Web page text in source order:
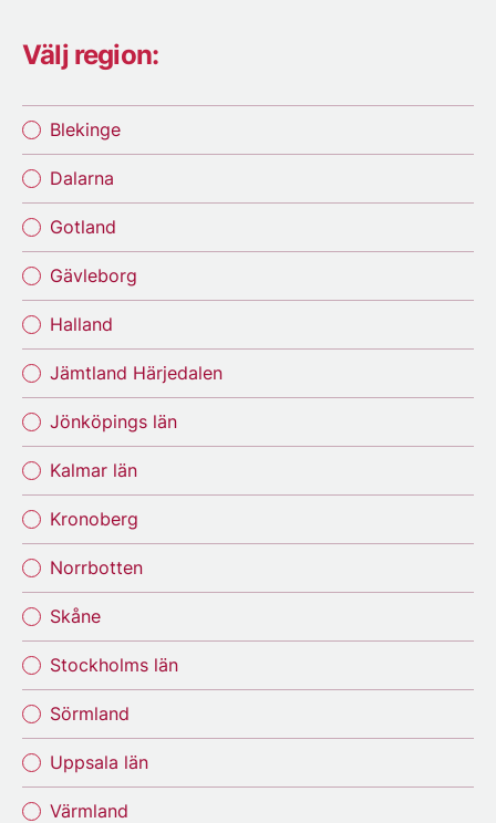
Välj region:
Blekinge
Dalarna
Gotland
Gävleborg
Halland
Jämtland Härjedalen
Jönköpings län
Kalmar län
Kronoberg
Norrbotten
Skåne
Stockholms län
Sörmland
Uppsala län
Värmland